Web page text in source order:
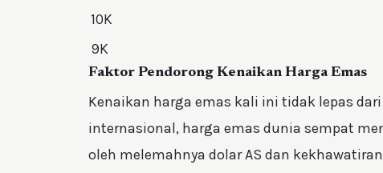
10K
9K
Faktor Pendorong Kenaikan Harga Emas
Kenaikan harga emas kali ini tidak lepas
internasional, harga emas dunia sempat
oleh melemahnya dolar AS dan